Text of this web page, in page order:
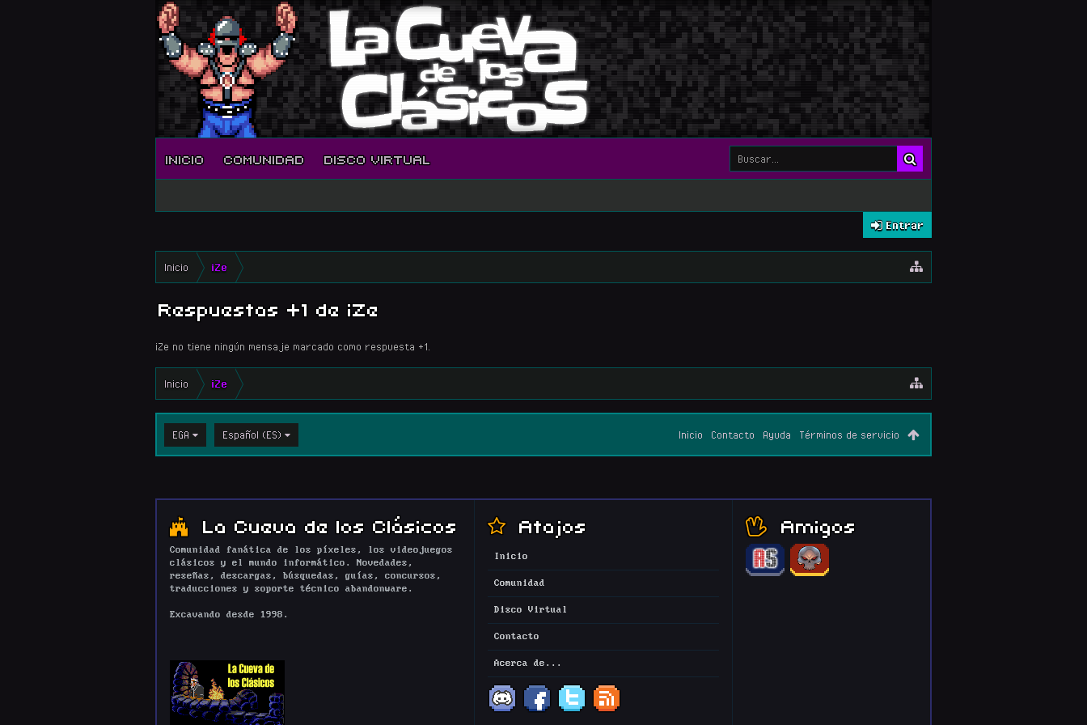
INICIO COMUNIDAD DISCO VIRTUAL
Entrar
Inicio iZe
Respuestas +1 de iZe
iZe no tiene ningún mensaje marcado como respuesta +1.
Inicio iZe
EGA Español (ES) Inicio Contacto Ayuda Términos de servicio
La Cueva de los Clásicos
Comunidad fanática de los píxeles, los videojuegos
clásicos y el mundo informático. Novedades,
reseñas, descargas, búsquedas, guías, concursos,
traducciones y soporte técnico abandonware.
Excavando desde 1998.
Atajos
Inicio
Comunidad
Disco Virtual
Contacto
Acerca de...
Amigos